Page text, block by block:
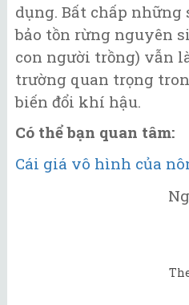
dụng. Bất chấp
bảo tồn rừng nguyên
con người trồng) vẫn
trường quan trọng
biến đổi khí hậu.
Có thể bạn quan tâm:
Cái giá vô hình của